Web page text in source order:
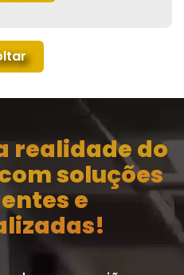
realidade do
soluções
e